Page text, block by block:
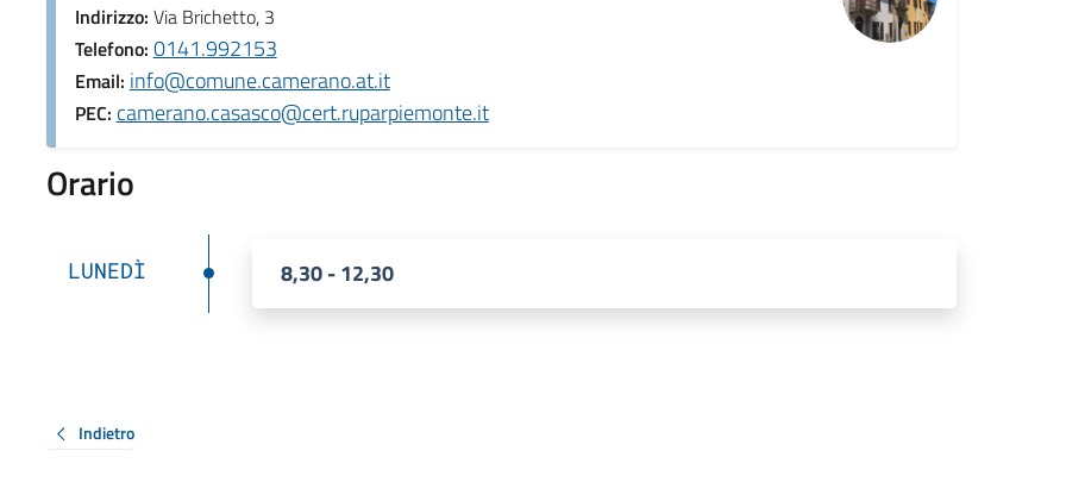
Indirizzo: Via Brichetto, 3
Telefono: 0141.992153
Email: info@comune.camerano.at.it
PEC: camerano.casasco@cert.ruparpiemonte.it
Orario
LUNEDÌ 8,30 - 12,30
Indietro